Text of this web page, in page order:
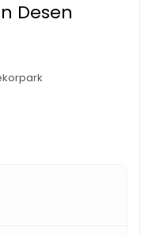
Desen